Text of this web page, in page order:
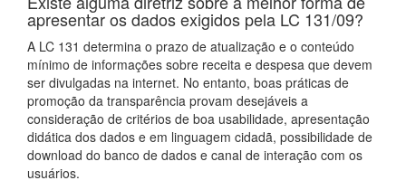
apresentar os dados exigidos pela LC 131/09?
A LC 131 determina o prazo de atualização e o conteúdo
mínimo de informações sobre receita e despesa que devem
ser divulgadas na internet. No entanto, boas práticas de
promoção da transparência provam desejáveis a
consideração de critérios de boa usabilidade, apresentação
didática dos dados e em linguagem cidadã, possibilidade de
download do banco de dados e canal de interação com os
usuários.